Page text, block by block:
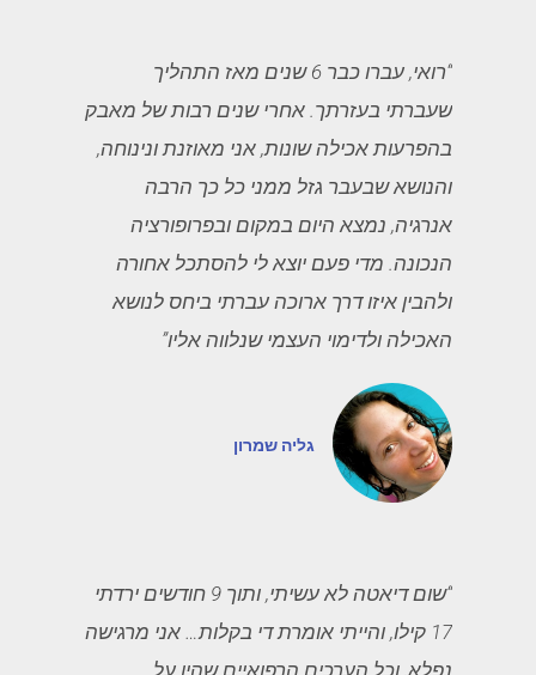
“רואי, עברו כבר 6 שנים מאז התהליך
שעברתי בעזרתך. אחרי שנים רבות של מאבק
בהפרעות אכילה שונות, אני מאוזנת ונינוחה,
והנושא שבעבר גזל ממני כל כך הרבה
אנרגיה, נמצא היום במקום ובפרופורציה
הנכונה. מדי פעם יוצא לי להסתכל אחורה
ולהבין איזו דרך ארוכה עברתי ביחס לנושא
האכילה ולדימוי העצמי שנלווה אליו”
גליה שמרון
“שום דיאטה לא עשיתי, ותוך 9 חודשים ירדתי
17 קילו, והייתי אומרת די בקלות… אני מרגישה